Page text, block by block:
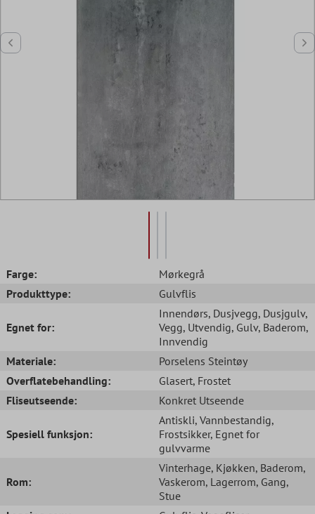
Farge:
Mørkegrå
Produkttype:
Gulvflis
Egnet for:
Innendørs, Dusjvegg, Dusjgulv,
Vegg, Utvendig, Gulv, Baderom,
Innvendig
Materiale:
Porselens Steintøy
Overflatebehandling:
Glasert, Frostet
Fliseutseende:
Konkret Utseende
Spesiell funksjon:
Antiskli, Vannbestandig,
Frostsikker, Egnet for
gulvvarme
Rom:
Vinterhage, Kjøkken, Baderom,
Vaskerom, Lagerrom, Gang,
Stue